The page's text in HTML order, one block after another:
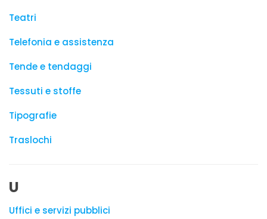
Teatri
Telefonia e assistenza
Tende e tendaggi
Tessuti e stoffe
Tipografie
Traslochi
U
Uffici e servizi pubblici